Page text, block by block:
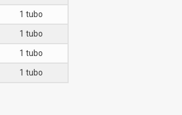
1 tubo
1 tubo
1 tubo
1 tubo